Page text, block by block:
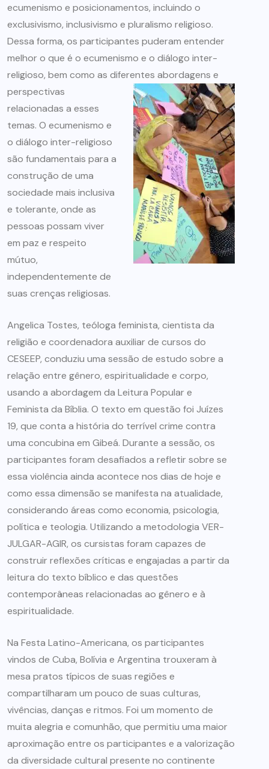
ecumenismo e posicionamentos, incluindo o
exclusivismo, inclusivismo e pluralismo religioso.
Dessa forma, os participantes puderam entender
melhor o que é o ecumenismo e o diálogo inter-
religioso, bem como as diferentes abordagens e
perspectivas
relacionadas a esses
temas. O ecumenismo e
o diálogo inter-religioso
são fundamentais para a
construção de uma
sociedade mais inclusiva
e tolerante, onde as
pessoas possam viver
em paz e respeito
mútuo,
independentemente de
suas crenças religiosas.
Angelica Tostes, teóloga feminista, cientista da
religião e coordenadora auxiliar de cursos do
CESEEP, conduziu uma sessão de estudo sobre a
relação entre gênero, espiritualidade e corpo,
usando a abordagem da Leitura Popular e
Feminista da Bíblia. O texto em questão foi Juízes
19, que conta a história do terrível crime contra
uma concubina em Gibeá. Durante a sessão, os
participantes foram desafiados a refletir sobre se
essa violência ainda acontece nos dias de hoje e
como essa dimensão se manifesta na atualidade,
considerando áreas como economia, psicologia,
política e teologia. Utilizando a metodologia VER-
JULGAR-AGIR, os cursistas foram capazes de
construir reflexões críticas e engajadas a partir da
leitura do texto bíblico e das questões
contemporâneas relacionadas ao gênero e à
espiritualidade.
Na Festa Latino-Americana, os participantes
vindos de Cuba, Bolívia e Argentina trouxeram à
mesa pratos típicos de suas regiões e
compartilharam um pouco de suas culturas,
vivências, danças e ritmos. Foi um momento de
muita alegria e comunhão, que permitiu uma maior
aproximação entre os participantes e a valorização
da diversidade cultural presente no continente